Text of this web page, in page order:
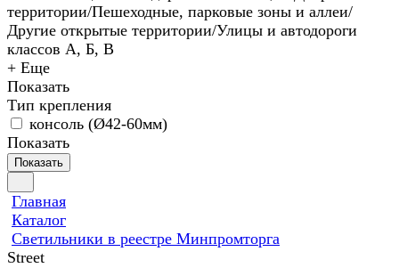
территории/Пешеходные, парковые зоны и аллеи/
Другие открытые территории/Улицы и автодороги
классов А, Б, В
+ Еще
Показать
Тип крепления
консоль (Ø42-60мм)
Показать
Показать
Главная
Каталог
Светильники в реестре Минпромторга
Street